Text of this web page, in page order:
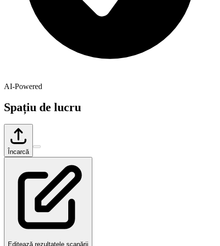
AI-Powered
Spațiu de lucru
Încarcă
Editează rezultatele scanării